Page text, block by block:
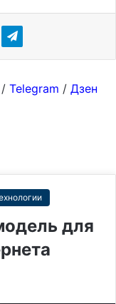
/ Telegram / Дзен